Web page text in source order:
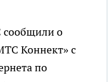
сообщили о
Коннект» с
по